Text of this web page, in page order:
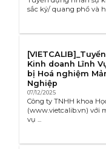
sắc ký/ quang phổ và
Kinh doanh Lĩnh
bị Hoá nghiệm
Nghiệp
07/12/2025
Công ty TNHH khoa
(www.vietcalib.vn) với
vụ ...